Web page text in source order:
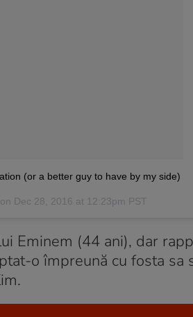
(or a better guy to have by my side)
Dec 28, 2016 at 12:23pm PST
Eminem (44 ani), dar
o împreună cu fosta sa